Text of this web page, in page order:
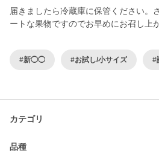
届きましたら冷蔵庫に保管ください。
ートな果物ですのでお早めにお召し上
#新◯◯ #お試し/小サイズ #
カテゴリ
品種